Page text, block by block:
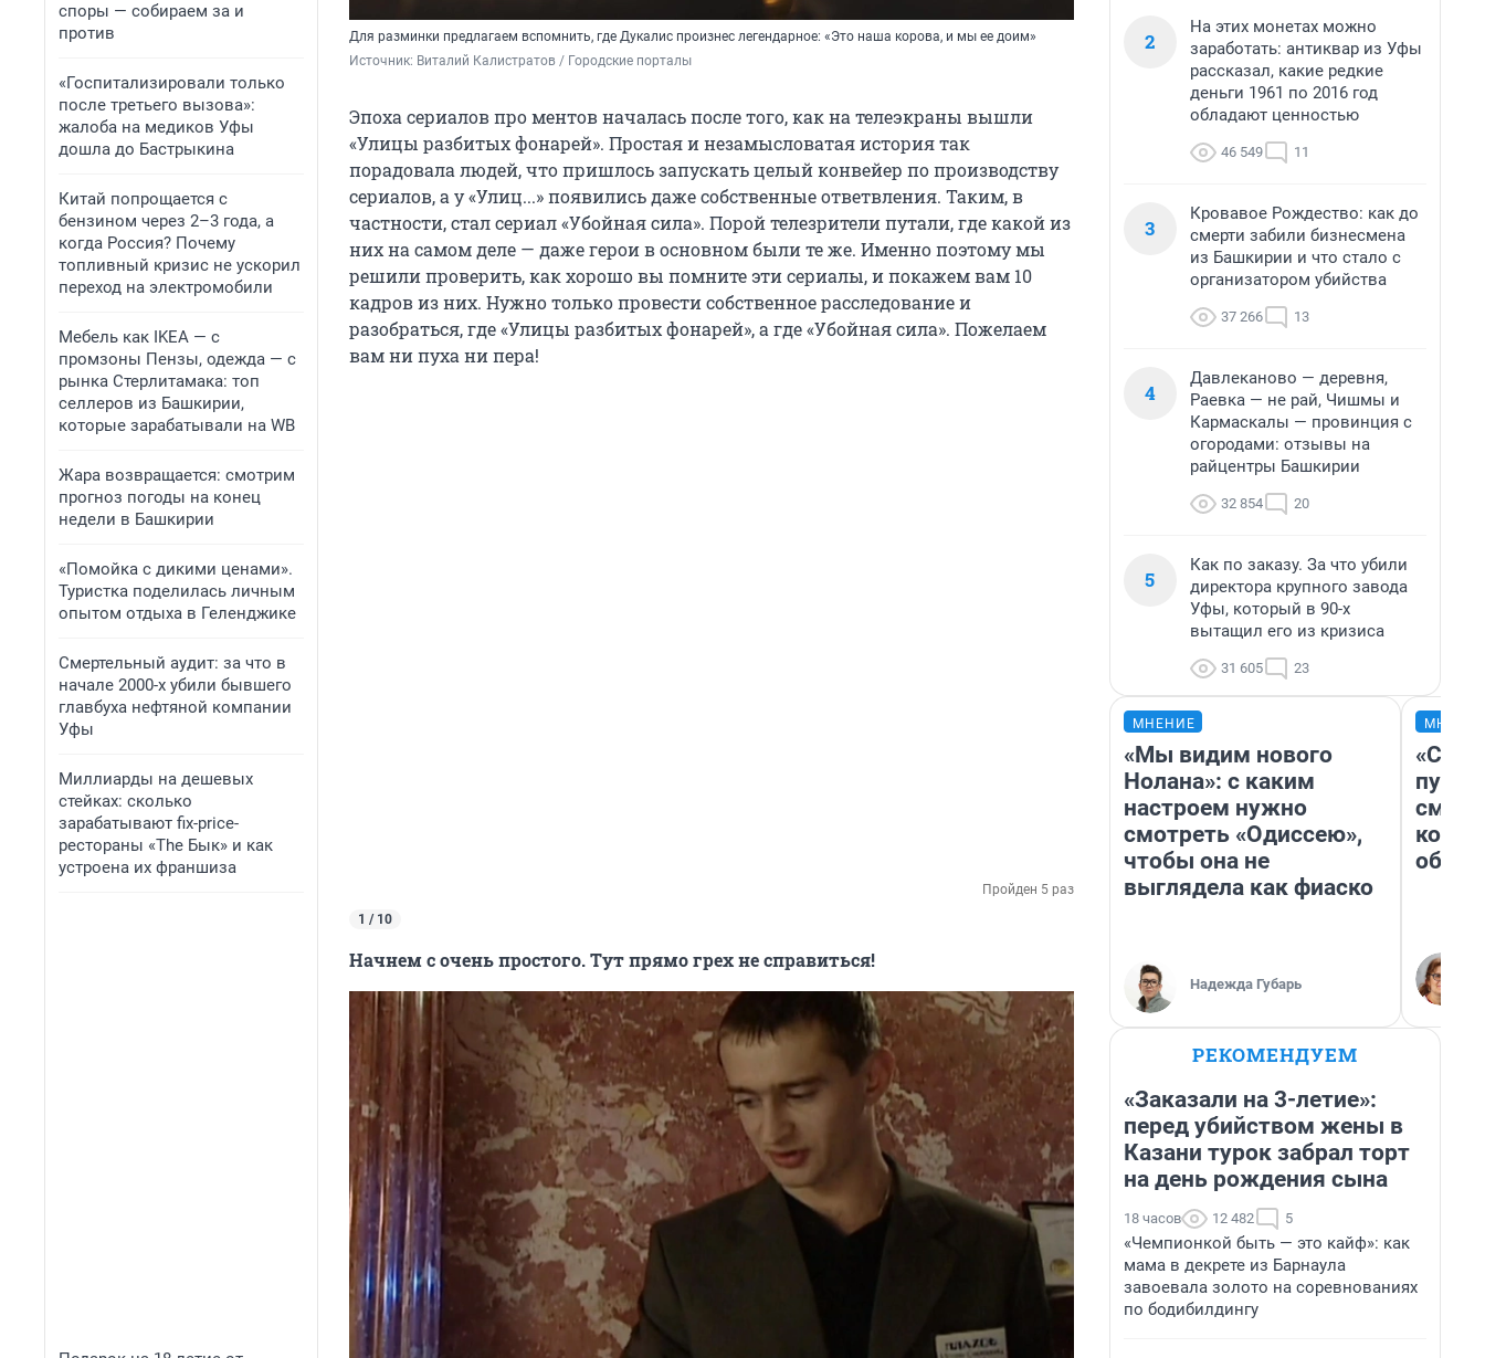
споры — собираем за и
против
«Госпитализировали только
после третьего вызова»:
жалоба на медиков Уфы
дошла до Бастрыкина
Китай попрощается с
бензином через 2–3 года, а
когда Россия? Почему
топливный кризис не ускорил
переход на электромобили
Мебель как IKEA — с
промзоны Пензы, одежда — с
рынка Стерлитамака: топ
селлеров из Башкирии,
которые зарабатывали на WB
Жара возвращается: смотрим
прогноз погоды на конец
недели в Башкирии
«Помойка с дикими ценами».
Туристка поделилась личным
опытом отдыха в Геленджике
Смертельный аудит: за что в
начале 2000-х убили бывшего
главбуха нефтяной компании
Уфы
Миллиарды на дешевых
стейках: сколько
зарабатывают fix-price-
рестораны «The Бык» и как
устроена их франшиза
Для разминки предлагаем вспомнить, где Дукалис произнес легендарное: «Это наша корова, и мы ее доим»
Источник: Виталий Калистратов / Городские порталы
Эпоха сериалов про ментов началась после того, как на телеэкраны вышли
«Улицы разбитых фонарей». Простая и незамысловатая история так
порадовала людей, что пришлось запускать целый конвейер по производству
сериалов, а у «Улиц...» появились даже собственные ответвления. Таким, в
частности, стал сериал «Убойная сила». Порой телезрители путали, где какой из
них на самом деле — даже герои в основном были те же. Именно поэтому мы
решили проверить, как хорошо вы помните эти сериалы, и покажем вам 10
кадров из них. Нужно только провести собственное расследование и
разобраться, где «Улицы разбитых фонарей», а где «Убойная сила». Пожелаем
вам ни пуха ни пера!
Пройден 5 раз
1 / 10
Начнем с очень простого. Тут прямо грех не справиться!
2
На этих монетах можно
заработать: антиквар из Уфы
рассказал, какие редкие
деньги 1961 по 2016 год
обладают ценностью
46 549 11
3
Кровавое Рождество: как до
смерти забили бизнесмена
из Башкирии и что стало с
организатором убийства
37 266 13
4
Давлеканово — деревня,
Раевка — не рай, Чишмы и
Кармаскалы — провинция с
огородами: отзывы на
райцентры Башкирии
32 854 20
5
Как по заказу. За что убили
директора крупного завода
Уфы, который в 90-х
вытащил его из кризиса
31 605 23
МНЕНИЕ
«Мы видим нового
Нолана»: с каким
настроем нужно
смотреть «Одиссею»,
чтобы она не
выглядела как фиаско
Надежда Губарь
РЕКОМЕНДУЕМ
«Заказали на 3-летие»:
перед убийством жены в
Казани турок забрал торт
на день рождения сына
18 часов 12 482 5
«Чемпионкой быть — это кайф»: как
мама в декрете из Барнаула
завоевала золото на соревнованиях
по бодибилдингу